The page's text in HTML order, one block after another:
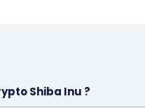
Shiba Inu ?